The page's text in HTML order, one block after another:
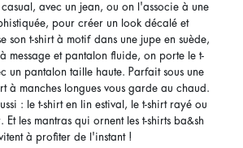
avec un jean, ou on l'associe à une
pour créer un look décalé et
son t-shirt à motif dans une jupe en suède,
message et pantalon fluide, on porte le t-
un pantalon taille haute. Parfait sous une
à manches longues vous garde au chaud.
: le t-shirt en lin estival, le t-shirt rayé ou
les mantras qui ornent les t-shirts ba&sh
à profiter de l'instant !